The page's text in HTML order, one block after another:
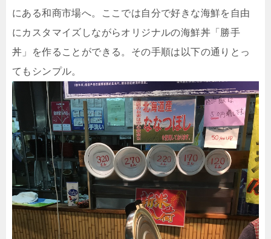
にある和商市場へ。ここでは自分で好きな海鮮を自由
にカスタマイズしながらオリジナルの海鮮丼「勝手
丼」を作ることができる。その手順は以下の通りとっ
てもシンプル。